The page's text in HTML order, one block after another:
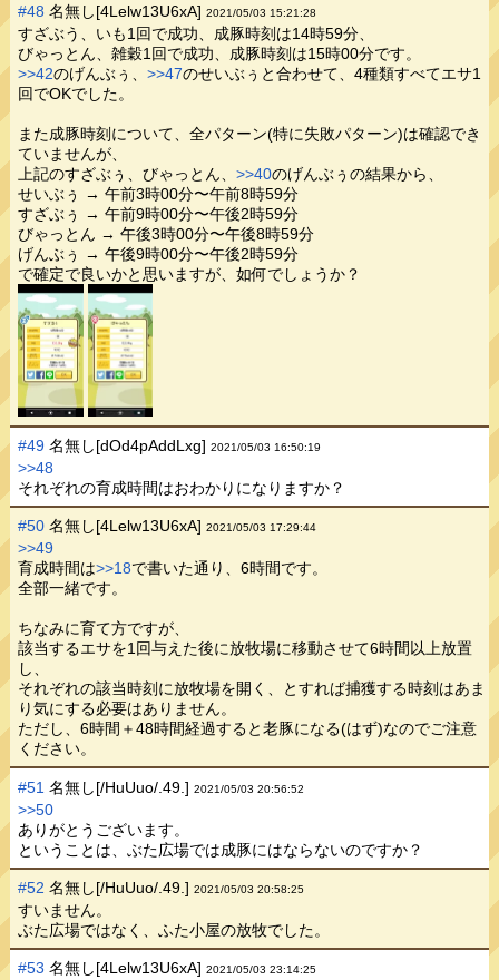
#48 名無し[4Lelw13U6xA]2021/05/03 15:21:28
すざぶう、いも1回で成功、成豚時刻は14時59分、
びゃっとん、雑穀1回で成功、成豚時刻は15時00分です。
>>42のげんぶぅ、>>47のせいぶぅと合わせて、4種類すべてエサ1
回でOKでした。
また成豚時刻について、全パターン(特に失敗パターン)は確認でき
ていませんが、
上記のすざぶぅ、びゃっとん、>>40のげんぶぅの結果から、
せいぶぅ → 午前3時00分〜午前8時59分
すざぶぅ → 午前9時00分〜午後2時59分
びゃっとん → 午後3時00分〜午後8時59分
げんぶぅ → 午後9時00分〜午後2時59分
で確定で良いかと思いますが、如何でしょうか？
#49 名無し[dOd4pAddLxg]2021/05/03 16:50:19
>>48
それぞれの育成時間はおわかりになりますか？
#50 名無し[4Lelw13U6xA]2021/05/03 17:29:44
>>49
育成時間は>>18で書いた通り、6時間です。
全部一緒です。
ちなみに育て方ですが、
該当するエサを1回与えた後に放牧場に移動させて6時間以上放置
し、
それぞれの該当時刻に放牧場を開く、とすれば捕獲する時刻はあま
り気にする必要はありません。
ただし、6時間＋48時間経過すると老豚になる(はず)なのでご注意
ください。
#51 名無し[/HuUuo/.49.]2021/05/03 20:56:52
>>50
ありがとうございます。
ということは、ぶた広場では成豚にはならないのですか？
#52 名無し[/HuUuo/.49.]2021/05/03 20:58:25
すいません。
ぶた広場ではなく、ふた小屋の放牧でした。
#53 名無し[4Lelw13U6xA]2021/05/03 23:14:25